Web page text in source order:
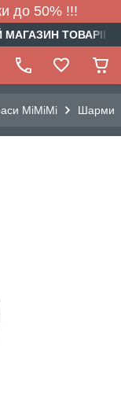
до 50% !!!
МАГАЗИН
МіМіМі Шарми